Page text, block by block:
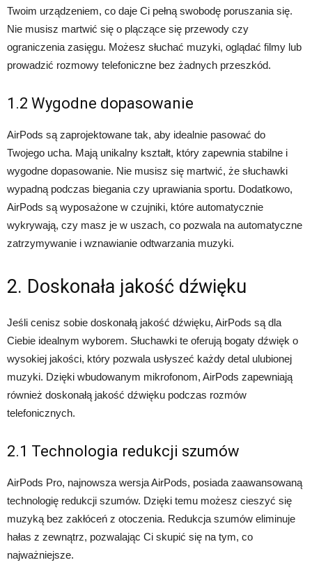
Twoim urządzeniem, co daje Ci pełną swobodę poruszania się.
Nie musisz martwić się o plączące się przewody czy
ograniczenia zasięgu. Możesz słuchać muzyki, oglądać filmy lub
prowadzić rozmowy telefoniczne bez żadnych przeszkód.
1.2 Wygodne dopasowanie
AirPods są zaprojektowane tak, aby idealnie pasować do
Twojego ucha. Mają unikalny kształt, który zapewnia stabilne i
wygodne dopasowanie. Nie musisz się martwić, że słuchawki
wypadną podczas biegania czy uprawiania sportu. Dodatkowo,
AirPods są wyposażone w czujniki, które automatycznie
wykrywają, czy masz je w uszach, co pozwala na automatyczne
zatrzymywanie i wznawianie odtwarzania muzyki.
2. Doskonała jakość dźwięku
Jeśli cenisz sobie doskonałą jakość dźwięku, AirPods są dla
Ciebie idealnym wyborem. Słuchawki te oferują bogaty dźwięk o
wysokiej jakości, który pozwala usłyszeć każdy detal ulubionej
muzyki. Dzięki wbudowanym mikrofonom, AirPods zapewniają
również doskonałą jakość dźwięku podczas rozmów
telefonicznych.
2.1 Technologia redukcji szumów
AirPods Pro, najnowsza wersja AirPods, posiada zaawansowaną
technologię redukcji szumów. Dzięki temu możesz cieszyć się
muzyką bez zakłóceń z otoczenia. Redukcja szumów eliminuje
hałas z zewnątrz, pozwalając Ci skupić się na tym, co
najważniejsze.